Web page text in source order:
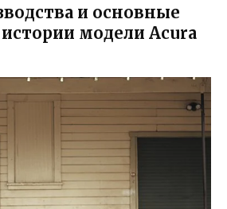
и основные
модели Acura